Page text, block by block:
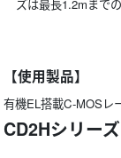
ズは最長1.2mまで
【使用製品】
有機EL搭載C-MOSレ
CD2Hシリーズ